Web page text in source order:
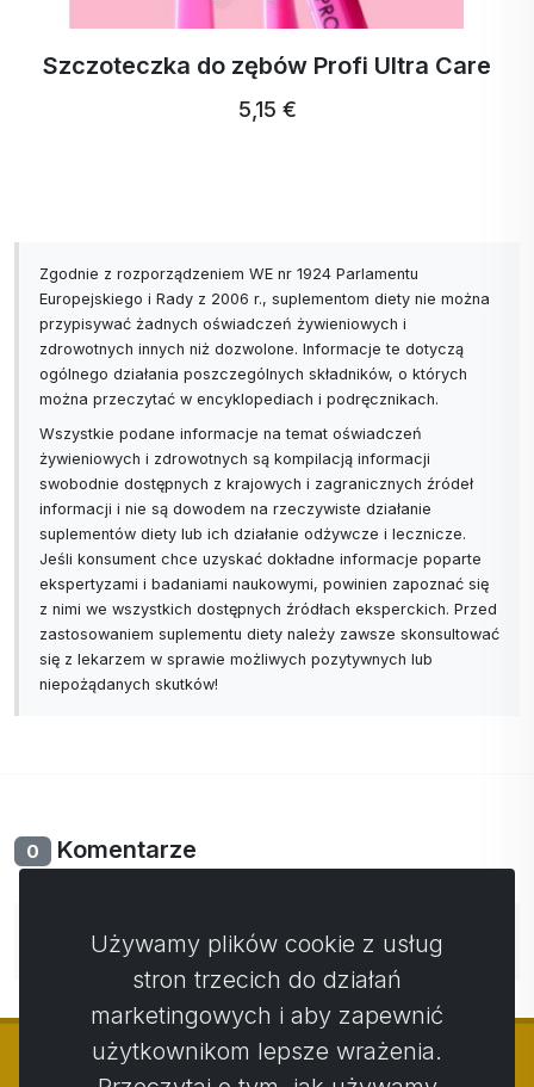
Składniki:100% sucha sól morska (Celtic Sea Salt France)
Przechowywanie:przechowywać w suchym
miejscu, nie wystawiać na bezpośrednie działanie
Szczoteczka do zębów Profi Ultra Care
5,15 €
Zgodnie z rozporządzeniem WE nr 1924 Parlamentu
Europejskiego i Rady z 2006 r., suplementom diety nie można
przypisywać żadnych oświadczeń żywieniowych i
zdrowotnych innych niż dozwolone. Informacje te dotyczą
ogólnego działania poszczególnych składników, o których
można przeczytać w encyklopediach i podręcznikach.
Wszystkie podane informacje na temat oświadczeń
żywieniowych i zdrowotnych są kompilacją informacji
swobodnie dostępnych z krajowych i zagranicznych źródeł
informacji i nie są dowodem na rzeczywiste działanie
suplementów diety lub ich działanie odżywcze i lecznicze.
Jeśli konsument chce uzyskać dokładne informacje poparte
ekspertyzami i badaniami naukowymi, powinien zapoznać się
z nimi we wszystkich dostępnych źródłach eksperckich. Przed
zastosowaniem suplementu diety należy zawsze skonsultować
się z lekarzem w sprawie możliwych pozytywnych lub
niepożądanych skutków!
0 Komentarze
Nie ma jeszcze komentarzy. Bądź pierwszy ze swoim
komentarzem.
Używamy plików cookie z usług
stron trzecich do działań
marketingowych i aby zapewnić
użytkownikom lepsze wrażenia.